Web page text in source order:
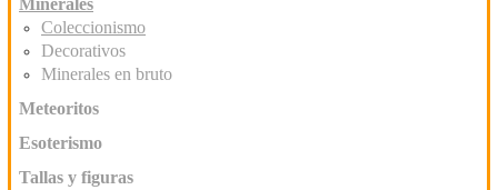
Minerales
Coleccionismo
Decorativos
Minerales en bruto
Meteoritos
Esoterismo
Tallas y figuras